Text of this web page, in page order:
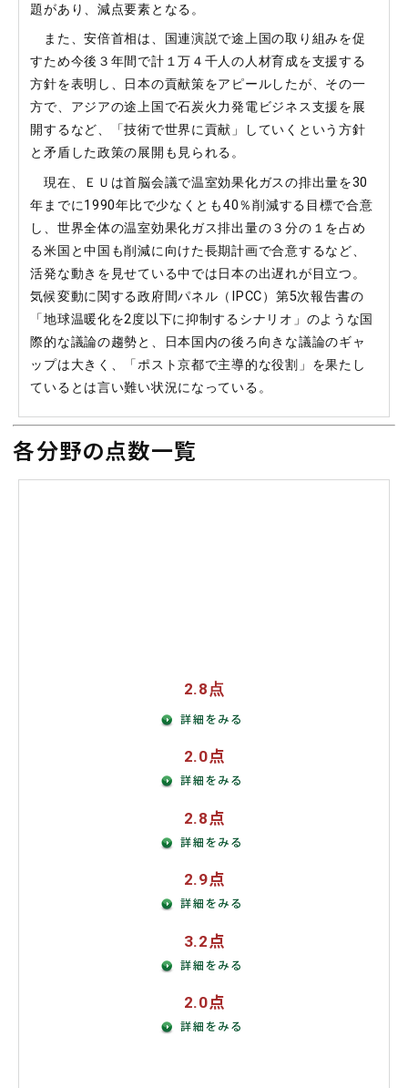
題があり、減点要素となる。
また、安倍首相は、国連演説で途上国の取り組みを促
すため今後３年間で計１万４千人の人材育成を支援する
方針を表明し、日本の貢献策をアピールしたが、その一
方で、アジアの途上国で石炭火力発電ビジネス支援を展
開するなど、「技術で世界に貢献」していくという方針
と矛盾した政策の展開も見られる。
現在、ＥＵは首脳会議で温室効果化ガスの排出量を30
年までに1990年比で少なくとも40％削減する目標で合意
し、世界全体の温室効果化ガス排出量の３分の１を占め
る米国と中国も削減に向けた長期計画で合意するなど、
活発な動きを見せている中では日本の出遅れが目立つ。
気候変動に関する政府間パネル（IPCC）第5次報告書の
「地球温暖化を2度以下に抑制するシナリオ」のような国
際的な議論の趨勢と、日本国内の後ろ向きな議論のギャ
ップは大きく、「ポスト京都で主導的な役割」を果たし
ているとは言い難い状況になっている。
各分野の点数一覧
2.8点
2.0点
2.8点
2.9点
3.2点
2.0点